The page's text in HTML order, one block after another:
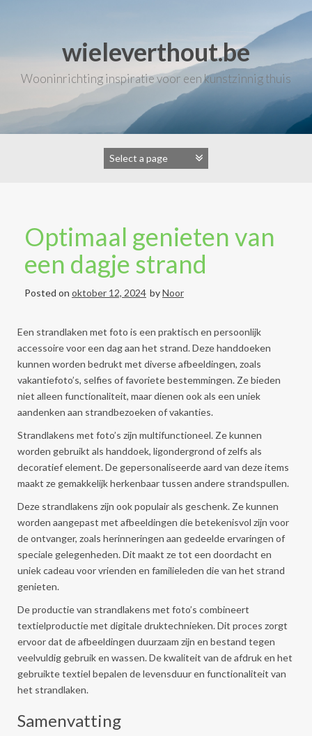
wieleverthout.be
Wooninrichting inspiratie voor een kunstzinnig thuis
Optimaal genieten van
een dagje strand
Posted on oktober 12, 2024 byNoor
Een strandlaken met foto is een praktisch en persoonlijk
accessoire voor een dag aan het strand. Deze handdoeken
kunnen worden bedrukt met diverse afbeeldingen, zoals
vakantiefoto’s, selfies of favoriete bestemmingen. Ze bieden
niet alleen functionaliteit, maar dienen ook als een uniek
aandenken aan strandbezoeken of vakanties.
Strandlakens met foto’s zijn multifunctioneel. Ze kunnen
worden gebruikt als handdoek, ligondergrond of zelfs als
decoratief element. De gepersonaliseerde aard van deze items
maakt ze gemakkelijk herkenbaar tussen andere strandspullen.
Deze strandlakens zijn ook populair als geschenk. Ze kunnen
worden aangepast met afbeeldingen die betekenisvol zijn voor
de ontvanger, zoals herinneringen aan gedeelde ervaringen of
speciale gelegenheden. Dit maakt ze tot een doordacht en
uniek cadeau voor vrienden en familieleden die van het strand
genieten.
De productie van strandlakens met foto’s combineert
textielproductie met digitale druktechnieken. Dit proces zorgt
ervoor dat de afbeeldingen duurzaam zijn en bestand tegen
veelvuldig gebruik en wassen. De kwaliteit van de afdruk en het
gebruikte textiel bepalen de levensduur en functionaliteit van
het strandlaken.
Samenvatting